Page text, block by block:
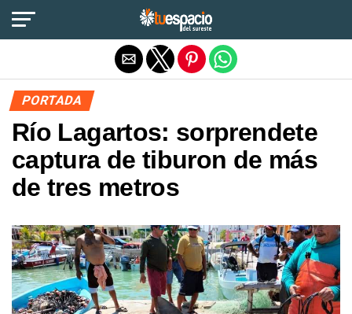
PORTADA
Río Lagartos: sorprendete
captura de tiburon de más
de tres metros
Salir de la versión móvil